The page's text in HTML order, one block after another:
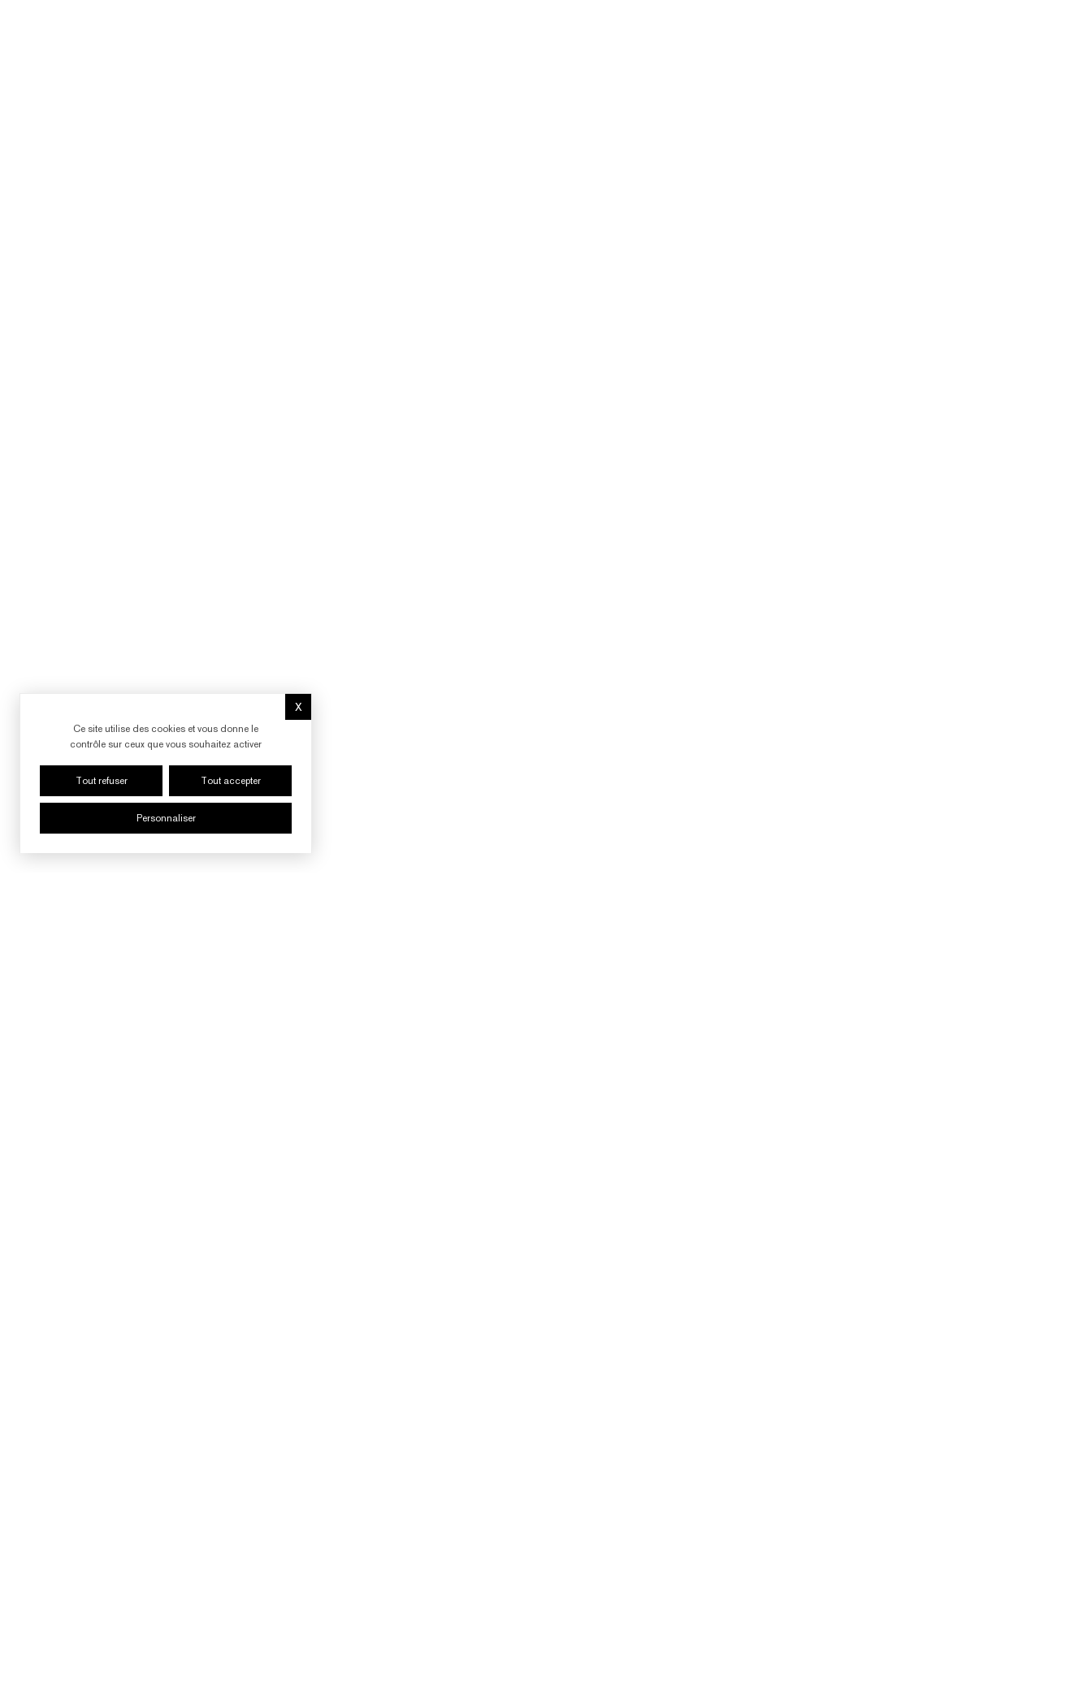
Ce site utilise des cookies et vous donne le
contrôle sur ceux que vous souhaitez activer
Tout accepter
Tout refuser
Personnaliser
XMasquer le bandeau des cookies